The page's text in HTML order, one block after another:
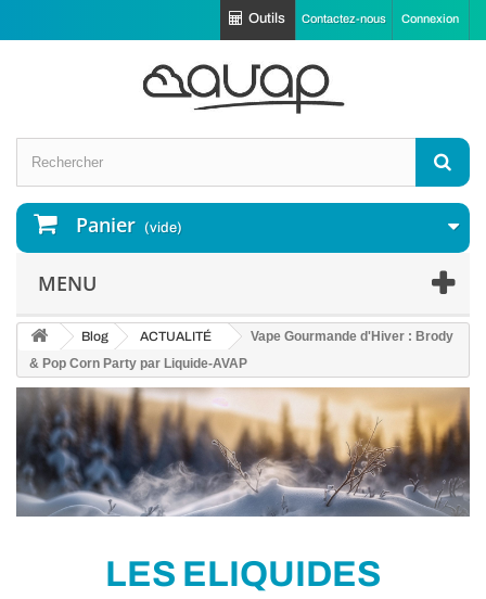
Connexion
Contactez-nous
Outils
Panier (vide)
MENU
Blog ACTUALITÉ
Vape Gourmande d'Hiver : Brody
& Pop Corn Party par Liquide-AVAP
LES ELIQUIDES